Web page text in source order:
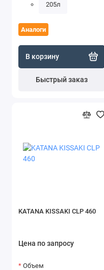
Аналоги
205л
В корзину
Быстрый заказ
KATANA KISSAKI CLP 460
Цена по запросу
Объем